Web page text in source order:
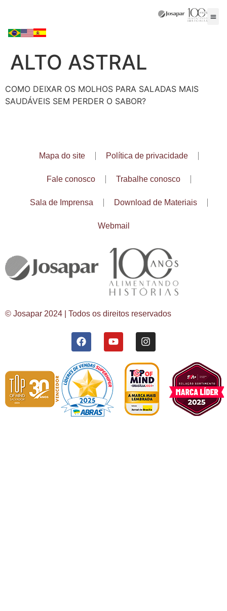
ALTO ASTRAL
COMO DEIXAR OS MOLHOS PARA SALADAS MAIS
SAUDÁVEIS SEM PERDER O SABOR?
Mapa do site Política de privacidade
Fale conosco Trabalhe conosco
Sala de Imprensa Download de Materiais
Webmail
© Josapar 2024 | Todos os direitos reservados